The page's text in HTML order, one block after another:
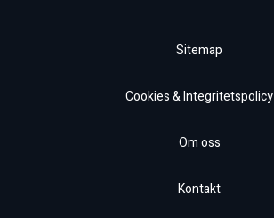
Sitemap
Cookies & Integritetspolicy
Om oss
Kontakt